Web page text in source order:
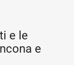
e le
e